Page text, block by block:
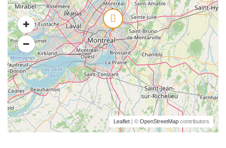
Leaflet | © OpenStreetMap contributors